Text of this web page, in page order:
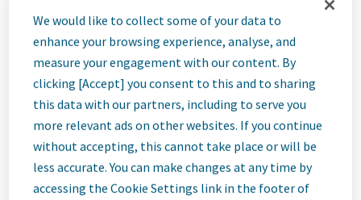
Job
Description
Ми – Teva
Ми – Teva, провідна інноваційна біофармацевтична
компанія, яка має потенціал у сфері генериків світового
класу. Незалежно від того, чи це інновації в галузі
We would like to collect some of your data to
enhance your browsing experience, analyse, and
measure your engagement with our content. By
clicking [Accept] you consent to this and to sharing
this data with our partners, including to serve you
more relevant ads on other websites. If you continue
without accepting, this cannot take place or will be
less accurate. You can make changes at any time by
accessing the Cookie Settings link in the footer of